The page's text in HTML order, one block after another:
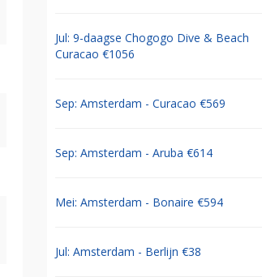
Jul: 9-daagse Chogogo Dive & Beach
Curacao €1056
Sep: Amsterdam - Curacao €569
Sep: Amsterdam - Aruba €614
Mei: Amsterdam - Bonaire €594
Jul: Amsterdam - Berlijn €38